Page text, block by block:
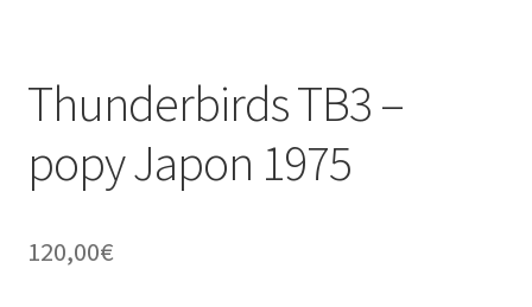
Thunderbirds TB3 –
popy Japon 1975
120,00€